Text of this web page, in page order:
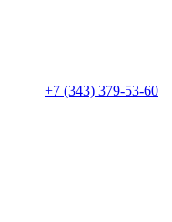
+7 (343) 379-53-60